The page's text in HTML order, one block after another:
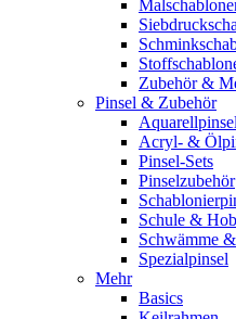
Zubehör &
Pinsel & Zubehör
Aquarellpinsel
Acryl- &
Pinsel-Sets
Pinselzubehör
Schule &
Schwämme
Spezialpinsel
Mehr
Basics